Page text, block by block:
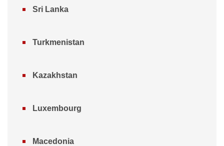
Sri Lanka
Turkmenistan
Kazakhstan
Luxembourg
Macedonia